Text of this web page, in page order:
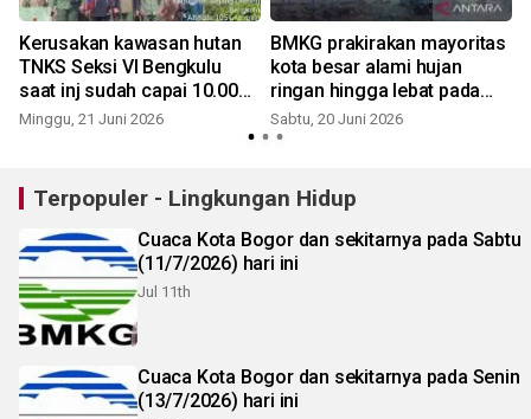
Kerusakan kawasan hutan
TNKS Seksi VI Bengkulu
saat inj sudah capai 10.000
hektare
Minggu, 21 Juni 2026
BMKG prakirakan mayoritas
kota besar alami hujan
ringan hingga lebat pada
Sabtu
Sabtu, 20 Juni 2026
Terpopuler - Lingkungan Hidup
Cuaca Kota Bogor dan sekitarnya pada Sabtu
(11/7/2026) hari ini
Jul 11th
Cuaca Kota Bogor dan sekitarnya pada Senin
(13/7/2026) hari ini